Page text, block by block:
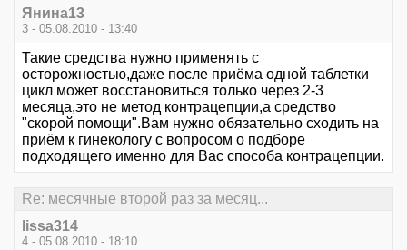
Янина13
3 - 05.08.2010 - 13:40
Такие средства нужно применять с
осторожностью,даже после приёма одной таблетки
цикл может восстановиться только через 2-3
месяца,это не метод контрацепции,а средство
"скорой помощи".Вам нужно обязательно сходить на
приём к гинекологу с вопросом о подборе
подходящего именно для Вас способа контрацепции.
Re: месячные второй раз за месяц...
lissa314
4 - 05.08.2010 - 18:10